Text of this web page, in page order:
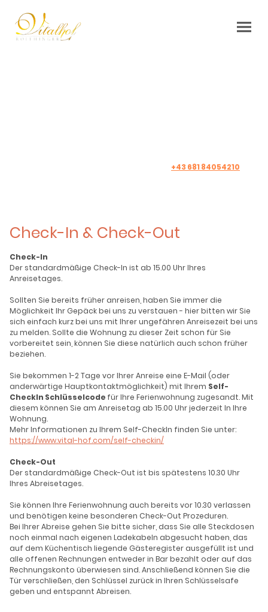
+43 681 84054210
Check-In & Check-Out
Check-In
Der standardmäßige Check-In ist ab 15.00 Uhr Ihres
Anreisetages.
Sollten Sie bereits früher anreisen, haben Sie immer die
Möglichkeit Ihr Gepäck bei uns zu verstauen - hier bitten wir Sie
sich einfach kurz bei uns mit Ihrer ungefähren Anreisezeit bei uns
zu melden. Sollte die Wohnung zu dieser Zeit schon für Sie
vorbereitet sein, können Sie diese natürlich auch schon früher
beziehen.
Sie bekommen 1-2 Tage vor Ihrer Anreise eine E-Mail (oder
anderwärtige Hauptkontaktmöglichkeit) mit Ihrem Self-
CheckIn Schlüsselcode für Ihre Ferienwohnung zugesandt. Mit
diesem können Sie am Anreisetag ab 15.00 Uhr jederzeit In Ihre
Wohnung.
Mehr Informationen zu Ihrem Self-CheckIn finden Sie unter:
https://www.vital-hof.com/self-checkin/
Check-Out
Der standardmäßige Check-Out ist bis spätestens 10.30 Uhr
Ihres Abreisetages.
Sie können Ihre Ferienwohnung auch bereits vor 10.30 verlassen
und benötigen keine besonderen Check-Out Prozeduren.
Bei Ihrer Abreise gehen Sie bitte sicher, dass Sie alle Steckdosen
noch einmal nach eigenen Ladekabeln abgesucht haben, das
auf dem Küchentisch liegende Gästeregister ausgefüllt ist und
alle offenen Rechnungen entweder in Bar bezahlt oder auf das
Rechnungskonto überwiesen sind. Anschließend können Sie die
Tür verschließen, den Schlüssel zurück in Ihren Schlüsselsafe
geben und entspannt Abreisen.